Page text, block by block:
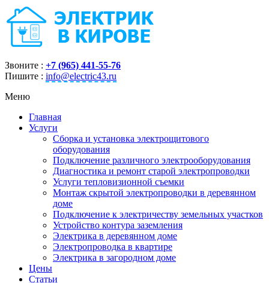
Звоните : +7 (965) 441-55-76
Пишите : info@electric43.ru
Меню
Главная
Услуги
Сборка и установка электрощитового
оборудования
Подключение различного электрооборудования
Диагностика и ремонт старой электропроводки
Услуги тепловизионной съемки
Монтаж скрытой электропроводки в деревянном
доме
Подключение к электричеству земельных участков
Устройство контура заземления
Электрика в деревянном доме
Электропроводка в квартире
Электрика в загородном доме
Цены
Статьи